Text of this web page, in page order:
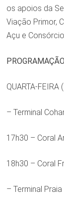
os apoios da
Viação Primor,
Açu e Consórcio
QUARTA-FEIRA
– Terminal
17h30 – Coral
18h30 – Coral
– Terminal Praia